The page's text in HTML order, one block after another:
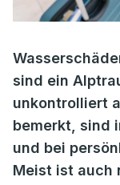
sind ein
unkontrolliert
bemerkt, sind
und bei
Meist ist auch